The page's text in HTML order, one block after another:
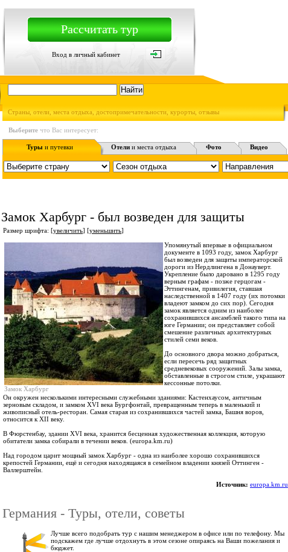
Рассчитать тур
Вход в личный кабинет
Страны, отели, места отдыха, достопримечательности, курорты, отзывы
Выберите что Вас интересует:
Турыи путевки Отели и места отдыха Фото Видео
Замок Харбург - был возведен для защиты
Размер шрифта: [увеличить] [уменьшить]
Замок Харбург
Упомянутый впервые в официальном
документе в 1093 году, замок Харбург
был возведен для защиты императорской
дороги из Нердлингена в Донауверт.
Укрепление было даровано в 1295 году
верным графам - позже герцогам -
Эттингенам, привилегия, ставшая
наследственной в 1407 году (их потомки
владеют замком до сих пор). Сегодня
замок является одним из наиболее
сохранившихся ансамблей такого типа на
юге Германии; он представляет собой
смешение различных архитектурных
стилей семи веков.
До основного двора можно добраться,
если пересечь ряд защитных
средневековых сооружений. Залы замка,
обставленные в строгом стиле, украшают
кессонные потолки.
Он окружен несколькими интересными служебными зданиями: Кастенхаусом, античным
зерновым складом, и замком XVI века Бургфонтай, превращенным теперь в маленький и
живописный отель-ресторан. Самая старая из сохранившихся частей замка, Башня воров,
относится к XII веку.
В Фюрстенбау, здании XVI века, хранится бесценная художественная коллекция, которую
обитатели замка собирали в течении веков. (europa.km.ru)
Над городом царит мощный замок Харбург - одна из наиболее хорошо сохранившихся
крепостей Германии, ещё и сегодня находящаяся в семейном владении князей Оттинген -
Валлерштейн.
Источник: europa.km.ru
Германия - Туры, отели, советы
Лучше всего подобрать тур с нашим менеджером в офисе или по телефону. Мы
подскажем где лучше отдохнуть в этом сезоне опираясь на Ваши пожелания и
бюджет.